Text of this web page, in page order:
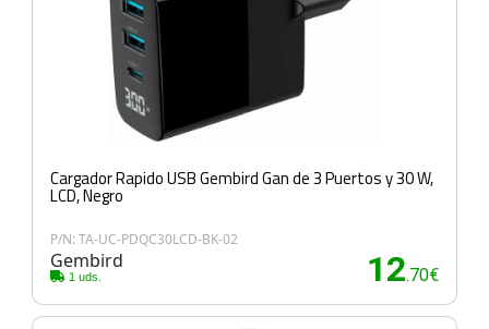
Cargador Rapido USB Gembird Gan de 3 Puertos y 30 W,
LCD, Negro
P/N: TA-UC-PDQC30LCD-BK-02
Gembird
1 uds. 12.70€